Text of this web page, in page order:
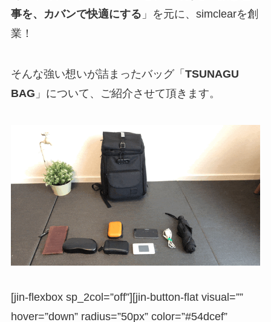
事を、カバンで快適にする 」を元に、simclearを創
業！
そんな強い想いが詰まったバッグ「 TSUNAGU
BAG 」について、ご紹介させて頂きます。
[jin-flexbox sp_2col=”off”][jin-button-flat visual=””
hover=”down” radius=”50px” color=”#54dcef”